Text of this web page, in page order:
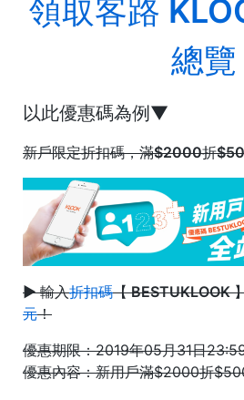
領取客路
總覽
以此優惠碼為例▼
新戶限定折扣碼，滿$2000折
► 輸入折扣碼【 BESTUKLOOK
元！
優惠期限：2019年05月31日
優惠內容：新用戶滿$2000折